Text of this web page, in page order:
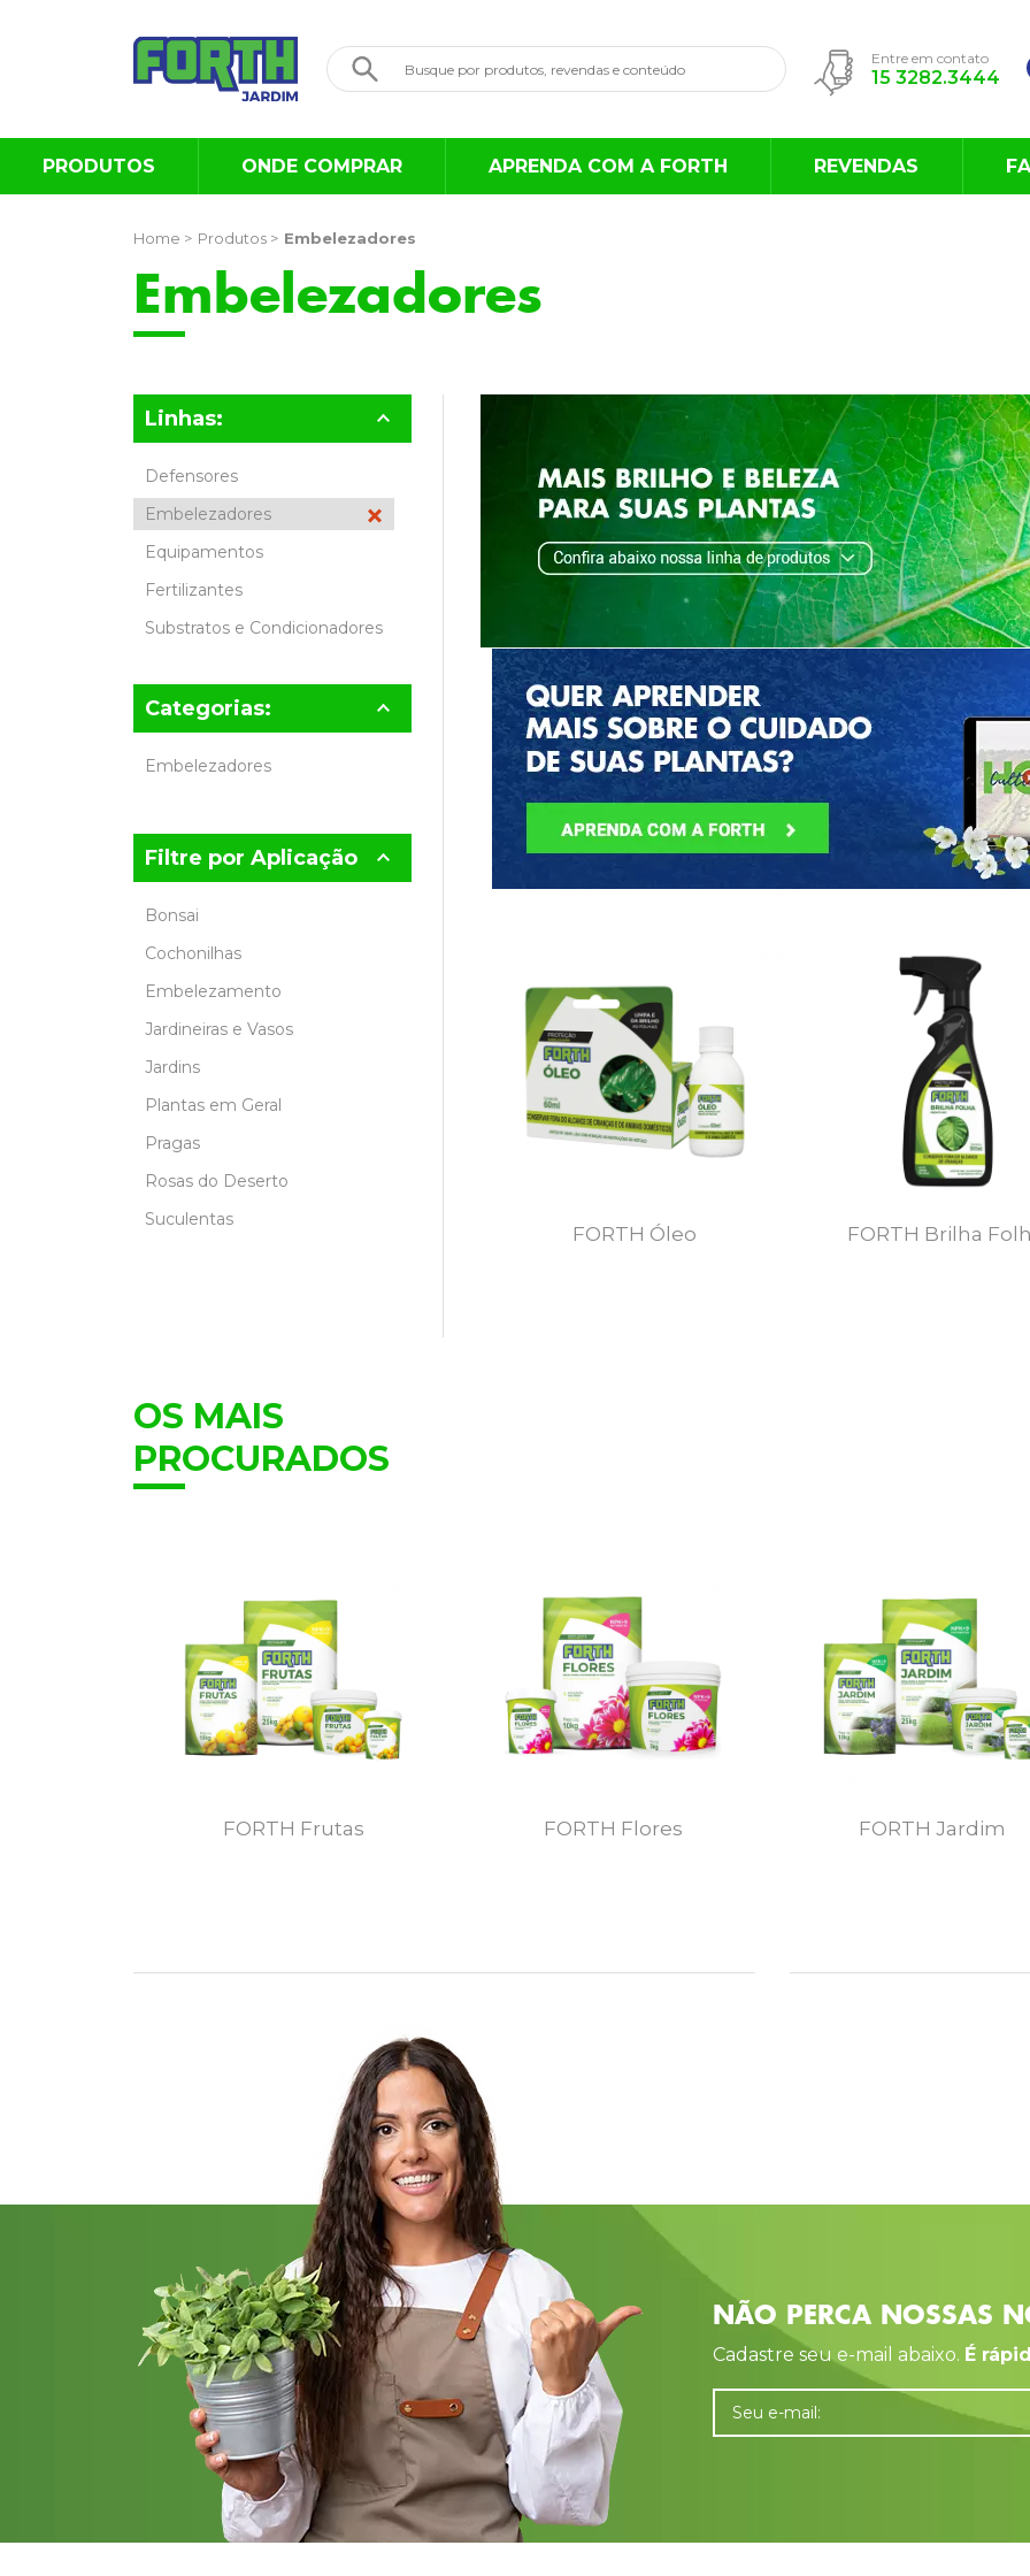
Entre em contato
15 3282.3444
PRODUTOS ONDE COMPRAR APRENDA COM A FORTH REVENDAS
Home > Produtos > Embelezadores
Embelezadores
Linhas:
Defensores
Embelezadores
Equipamentos
Fertilizantes
Substratos e Condicionadores
Categorias:
Embelezadores
Filtre por Aplicação
Bonsai
Cochonilhas
Embelezamento
Jardineiras e Vasos
Jardins
Plantas em Geral
Pragas
Rosas do Deserto
Suculentas
FORTH Óleo FORTH Brilha
OS MAIS
PROCURADOS
FORTH Frutas FORTH Flores FORTH Jardim
NÃO PERCA NOSSAS
Cadastre seu e-mail abaixo. É
Seu e-mail: